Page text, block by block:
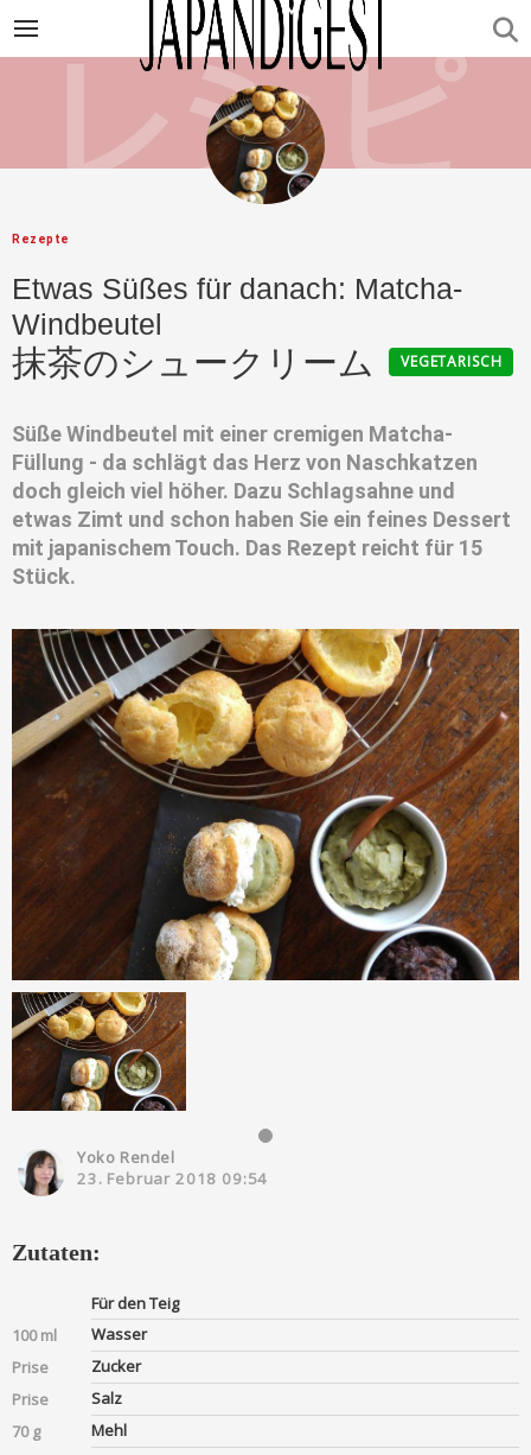
Rezepte
Etwas Süßes für danach: Matcha-
Windbeutel
抹茶のシュークリーム VEGETARISCH
Süße Windbeutel mit einer cremigen Matcha-
Füllung - da schlägt das Herz von Naschkatzen
doch gleich viel höher. Dazu Schlagsahne und
etwas Zimt und schon haben Sie ein feines Dessert
mit japanischem Touch. Das Rezept reicht für 15
Stück.
Yoko Rendel
23. Februar 2018 09:54
Zutaten:
Für den Teig
100 ml
Wasser
Prise
Zucker
Prise
Salz
70 g
Mehl